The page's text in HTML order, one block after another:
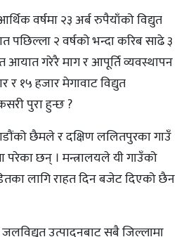
वर्षमा २३ अर्ब रुपैयाँको विद्युत
२ वर्षको भन्दा करिब साढे ३
आयात गरेरै माग र आपूर्ति व्यवस्थापन
र १५ हजार मेगावाट विद्युत
पुरा हुन्छ ?
छैमले र दक्षिण ललितपुरका गाउँ
परेका छन् । मन्त्रालयले यी गाउँको
लागि राहत दिन बजेट दिएको छैन